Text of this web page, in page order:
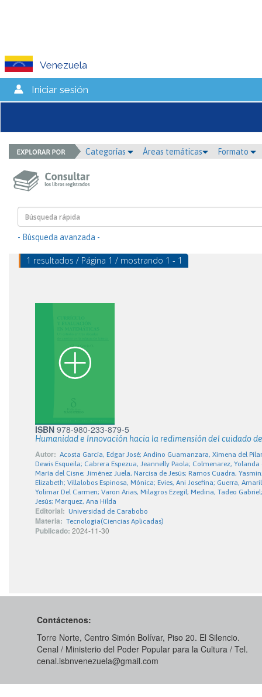
Venezuela
Iniciar sesión
Categorías Áreas temáticas Formato
- Búsqueda avanzada -
1 resultados / Página 1 / mostrando 1 - 1
ISBN 978-980-233-879-5
Humanidad e Innovación hacia la redimensión del cuidado
Autor: Acosta García, Edgar José; Andino Guamanzara, Ximena del
Dewis Esqueila; Cabrera Espezua, Jeannelly Paola; Colmenarez,
María del Cisne; Jiménez Juela, Narcisa de Jesús; Ramos Cuadra,
Elizabeth; Villalobos Espinosa, Mónica; Evies, Ani Josefina; Guerra,
Yolimar Del Carmen; Varon Arias, Milagros Ezegil; Medina, Tadeo
Jesús; Marquez, Ana Hilda
Editorial: Universidad de Carabobo
Materia: Tecnologia(Ciencias Aplicadas)
Publicado: 2024-11-30
Contáctenos:
Torre Norte, Centro Simón Bolívar, Piso 20. El Silencio.
Cenal / Ministerio del Poder Popular para la Cultura / Tel.
cenal.isbnvenezuela@gmail.com